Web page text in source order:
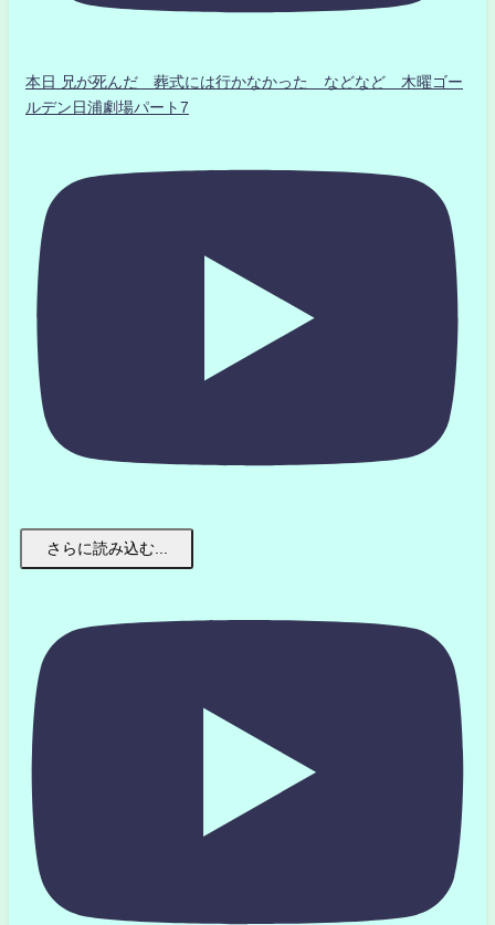
本日 兄が死んだ 葬式には行かなかった などなど 木曜ゴー
ルデン日浦劇場パート7
さらに読み込む...